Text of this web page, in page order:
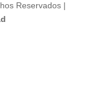
Reservados |